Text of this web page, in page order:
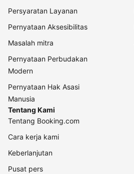
Persyaratan Layanan
Pernyataan Aksesibilitas
Masalah mitra
Pernyataan Perbudakan
Modern
Pernyataan Hak Asasi
Manusia
Tentang Kami
Tentang Booking.com
Cara kerja kami
Keberlanjutan
Pusat pers